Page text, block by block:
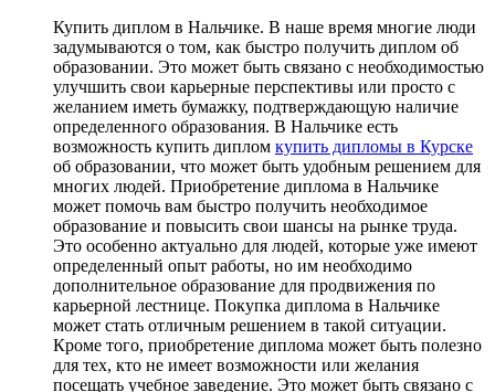
Купить диплом в Нальчике. В наше время многие люди
задумываются о том, как быстро получить диплом об
образовании. Это может быть связано с необходимостью
улучшить свои карьерные перспективы или просто с
желанием иметь бумажку, подтверждающую наличие
определенного образования. В Нальчике есть
возможность купить диплом купить дипломы в Курске
об образовании, что может быть удобным решением для
многих людей. Приобретение диплома в Нальчике
может помочь вам быстро получить необходимое
образование и повысить свои шансы на рынке труда.
Это особенно актуально для людей, которые уже имеют
определенный опыт работы, но им необходимо
дополнительное образование для продвижения по
карьерной лестнице. Покупка диплома в Нальчике
может стать отличным решением в такой ситуации.
Кроме того, приобретение диплома может быть полезно
для тех, кто не имеет возможности или желания
посещать учебное заведение. Это может быть связано с